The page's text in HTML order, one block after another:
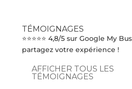
TÉMOIGNAGES
⭐⭐⭐⭐⭐ 4,8/5 sur Google My
partagez votre expérience !
AFFICHER TOUS LES
TÉMOIGNAGES